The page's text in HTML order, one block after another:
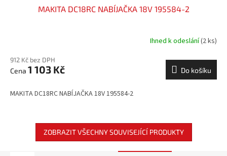
MAKITA DC18RC NABÍJAČKA 18V 195584-2
Ihned k odeslání(2 ks)
912 Kč bez DPH
1 103 Kč Do košíku
MAKITA DC18RC NABÍJAČKA 18V 195584-2
ZOBRAZIT VŠECHNY SOUVISEJÍCÍ PRODUKTY